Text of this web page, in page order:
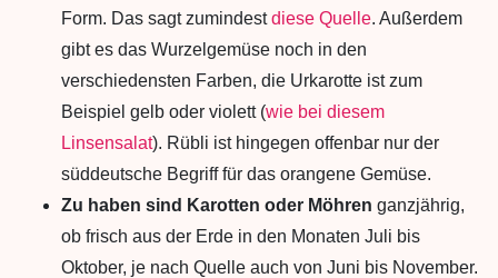
Form. Das sagt zumindestdiese Quelle. Außerdem
gibt es das Wurzelgemüse noch in den
verschiedensten Farben, die Urkarotte ist zum
Beispiel gelb oder violett (wie bei diesem
Linsensalat). Rübli ist hingegen offenbar nur der
süddeutsche Begriff für das orangene Gemüse.
Zu haben sind Karotten oder Möhren ganzjährig,
ob frisch aus der Erde in den Monaten Juli bis
Oktober, je nach Quelle auch von Juni bis November.